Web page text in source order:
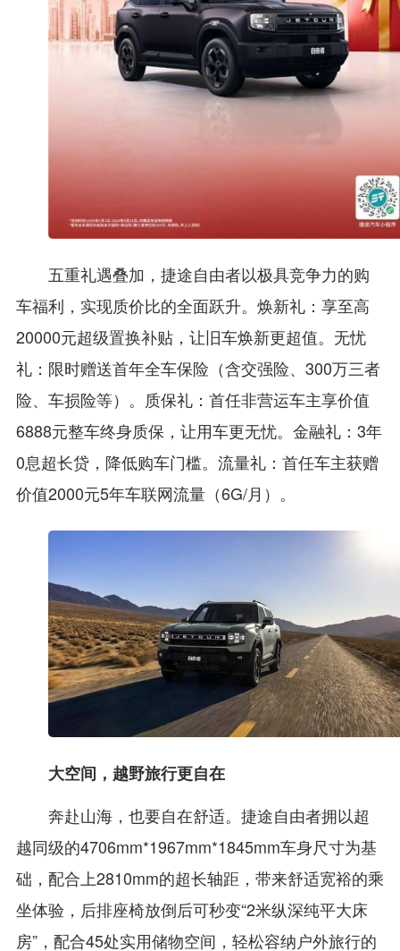
五重礼遇叠加，捷途自由者以极具竞争力的购
车福利，实现质价比的全面跃升。焕新礼：享至高
20000元超级置换补贴，让旧车焕新更超值。无忧
礼：限时赠送首年全车保险（含交强险、300万三者
险、车损险等）。质保礼：首任非营运车主享价值
6888元整车终身质保，让用车更无忧。金融礼：3年
0息超长贷，降低购车门槛。流量礼：首任车主获赠
价值2000元5年车联网流量（6G/月）。
大空间，越野旅行更自在
奔赴山海，也要自在舒适。捷途自由者拥以超
越同级的4706mm*1967mm*1845mm车身尺寸为基
础，配合上2810mm的超长轴距，带来舒适宽裕的乘
坐体验，后排座椅放倒后可秒变“2米纵深纯平大床
房”，配合45处实用储物空间，轻松容纳户外旅行的